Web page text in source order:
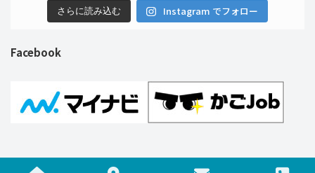
さらに読み込む Instagram でフォロー
Facebook
Copyright © 株式会社ブンカ巧芸社 All Rights Reserved.